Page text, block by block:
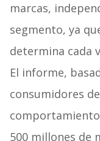
marcas,
segmento, ya
determina cada
El informe,
consumidores
500 millones de